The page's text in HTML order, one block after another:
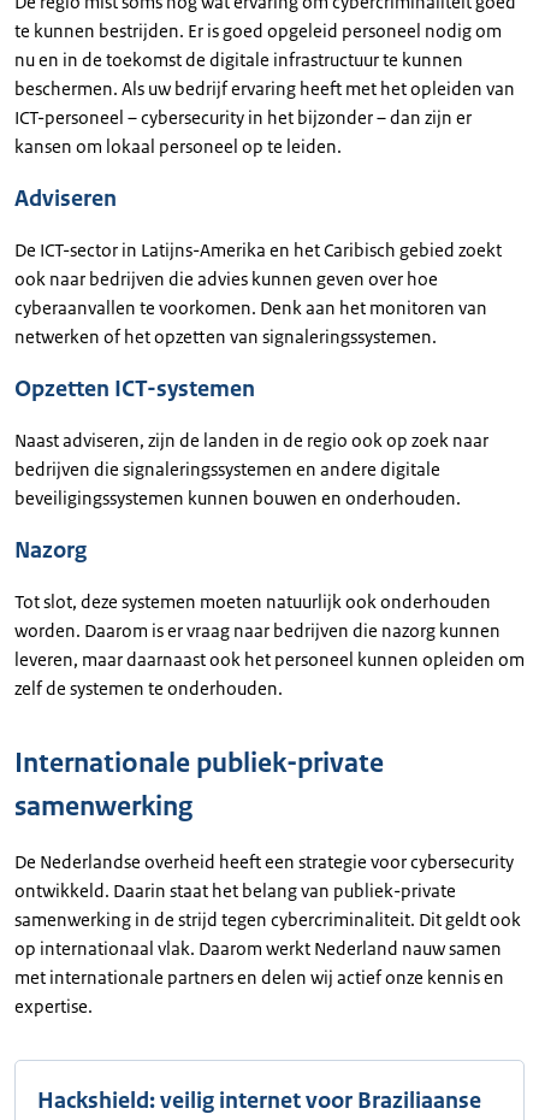
te kunnen bestrijden. Er is goed opgeleid personeel nodig om
nu en in de toekomst de digitale infrastructuur te kunnen
beschermen. Als uw bedrijf ervaring heeft met het opleiden van
ICT-personeel – cybersecurity in het bijzonder – dan zijn er
kansen om lokaal personeel op te leiden.
Adviseren
De ICT-sector in Latijns-Amerika en het Caribisch gebied zoekt
ook naar bedrijven die advies kunnen geven over hoe
cyberaanvallen te voorkomen. Denk aan het monitoren van
netwerken of het opzetten van signaleringssystemen.
Opzetten ICT-systemen
Naast adviseren, zijn de landen in de regio ook op zoek naar
bedrijven die signaleringssystemen en andere digitale
beveiligingssystemen kunnen bouwen en onderhouden.
Nazorg
Tot slot, deze systemen moeten natuurlijk ook onderhouden
worden. Daarom is er vraag naar bedrijven die nazorg kunnen
leveren, maar daarnaast ook het personeel kunnen opleiden om
zelf de systemen te onderhouden.
Internationale publiek-private
samenwerking
De Nederlandse overheid heeft een strategie voor cybersecurity
ontwikkeld. Daarin staat het belang van publiek-private
samenwerking in de strijd tegen cybercriminaliteit. Dit geldt ook
op internationaal vlak. Daarom werkt Nederland nauw samen
met internationale partners en delen wij actief onze kennis en
expertise.
Hackshield: veilig internet voor Braziliaanse